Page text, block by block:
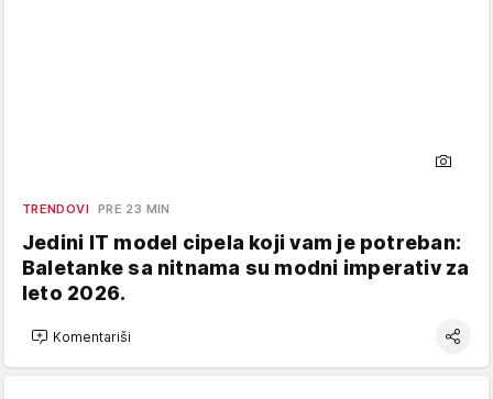
TRENDOVI PRE 23 MIN
Jedini IT model cipela koji vam je potreban:
Baletanke sa nitnama su modni imperativ za
leto 2026.
Komentariši